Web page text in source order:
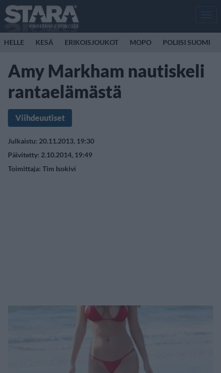
HELLE KESÄ ERIKOISJOUKOT MOPO POLIISI SUOMI
Amy Markham nautiskeli
rantaelämästä
Viihdeuutiset
Julkaistu: 20.11.2013, 19:30
Päivitetty: 2.10.2014, 19:49
Toimittaja: Tim Isokivi